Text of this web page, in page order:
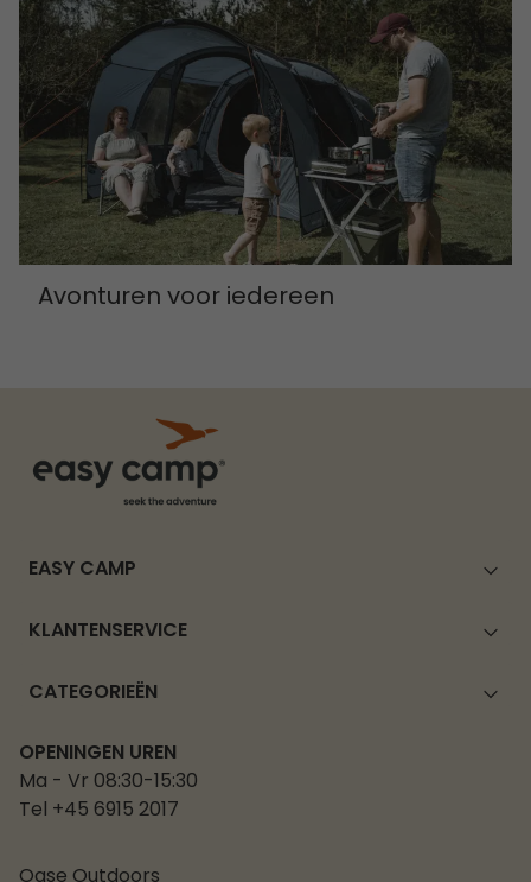
Avonturen voor iedereen
EASY CAMP
KLANTENSERVICE
CATEGORIEËN
OPENINGEN UREN
Ma - Vr 08:30-15:30
Tel +45 6915 2017